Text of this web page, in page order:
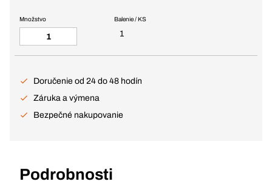
Balenie / KS
1
Množstvo
Doručenie od 24 do 48 hodín
Záruka a výmena
Bezpečné nakupovanie
Podrobnosti